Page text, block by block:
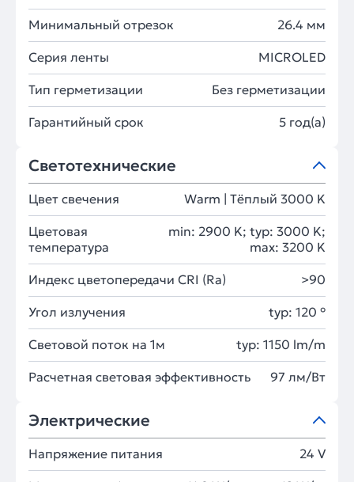
Минимальный отрезок 26.4 мм
Серия ленты MICROLED
Тип герметизации Без герметизации
Гарантийный срок 5 год(а)
Светотехнические
Цвет свечения Warm | Тёплый 3000 K
Цветовая
температура
min: 2900 K; typ: 3000 K;
max: 3200 K
Индекс цветопередачи CRI (Ra) >90
Угол излучения typ: 120 °
Световой поток на 1м typ: 1150 lm/m
Расчетная световая эффективность 97 лм/Вт
Электрические
Напряжение питания 24 V